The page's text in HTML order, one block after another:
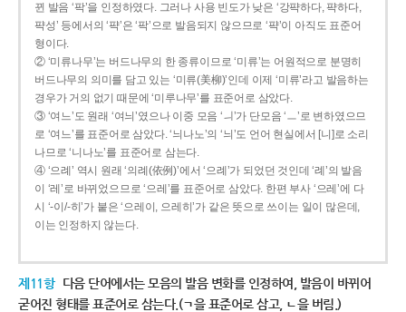
뀐 발음 ‘팍’을 인정하였다. 그러나 사용 빈도가 낮은 ‘강퍅하다, 퍅하다,
퍅성’ 등에서의 ‘퍅’은 ‘팍’으로 발음되지 않으므로 ‘퍅’이 아직도 표준어
형이다.
② ‘미류나무’는 버드나무의 한 종류이므로 ‘미류’는 어원적으로 분명히
버드나무의 의미를 담고 있는 ‘미류(美柳)’인데 이제 ‘미류’라고 발음하는
경우가 거의 없기 때문에 ‘미루나무’를 표준어로 삼았다.
③ ‘여느’도 원래 ‘여늬’였으나 이중 모음 ‘ㅢ’가 단모음 ‘ㅡ’로 변하였으므
로 ‘여느’를 표준어로 삼았다. ‘늬나노’의 ‘늬’도 언어 현실에서 [니]로 소리
나므로 ‘니나노’를 표준어로 삼는다.
④ ‘으례’ 역시 원래 ‘의례(依例)’에서 ‘으례’가 되었던 것인데 ‘례’의 발음
이 ‘레’로 바뀌었으므로 ‘으레’를 표준어로 삼았다. 한편 부사 ‘으레’에 다
시 ‘-이/-히’가 붙은 ‘으레이, 으레히’가 같은 뜻으로 쓰이는 일이 많은데,
이는 인정하지 않는다.
제11항 다음 단어에서는 모음의 발음 변화를 인정하여, 발음이 바뀌어
굳어진 형태를 표준어로 삼는다.(ㄱ을 표준어로 삼고, ㄴ을 버림.)